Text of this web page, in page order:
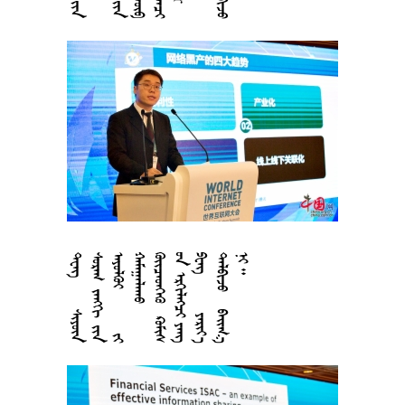



























































































 